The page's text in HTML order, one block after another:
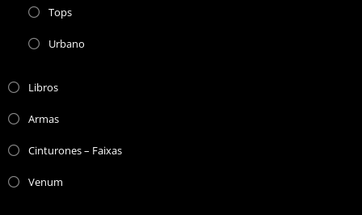
Tops
Urbano
Libros
Armas
Cinturones – Faixas
Venum